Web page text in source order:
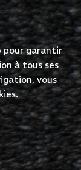
pour garantir
à tous ses
vous